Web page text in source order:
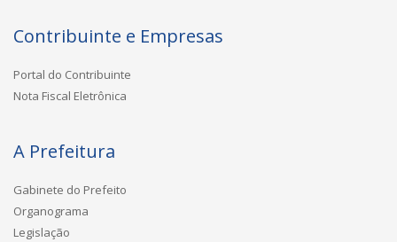
Contribuinte e Empresas
Portal do Contribuinte
Nota Fiscal Eletrônica
A Prefeitura
Gabinete do Prefeito
Organograma
Legislação